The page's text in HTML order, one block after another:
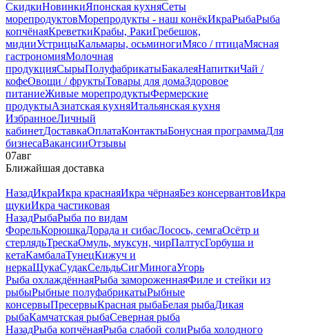
СкидкиНовинкиЯпонская кухняСеты
морепродуктовМорепродукты - наш конёкИкраРыбаРыба
копчёнаяКреветкиКрабы, РакиГребешок,
мидииУстрицыКальмары, осьминогиМясо / птицаМясная
гастрономияМолочная
продукцияСырыПолуфабрикатыБакалеяНапиткиЧай /
кофеОвощи / фруктыТовары для домаЗдоровое
питаниеЖивые морепродуктыФермерские
продуктыАзиатская кухняИтальянская кухня
ИзбранноеЛичный
кабинетДоставкаОплатаКонтактыБонусная программаДля
бизнесаВакансииОтзывы
07авг
Ближайшая доставка
НазадИкраИкра краснаяИкра чёрнаяБез консервантовИкра
щукиИкра частиковая
НазадРыбаРыба по видам
ФорельКорюшкаДорада и сибасЛосось, семгаОсётр и
стерлядьТрескаОмуль, муксун, чирПалтусГорбуша и
кетаКамбалаТунецКижуч и
неркаЩукаСудакСельдьСигМиногаУгорь
Рыба охлаждённаяРыба замороженнаяФиле и стейки из
рыбыРыбные полуфабрикатыРыбные
консервыПресервыКрасная рыбаБелая рыбаДикая
рыбаКамчатская рыбаСеверная рыба
НазадРыба копчёнаяРыба слабой солиРыба холодного